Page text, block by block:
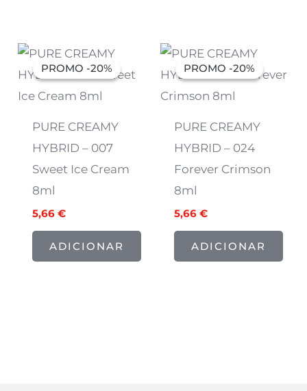
PROMO -20%
PROMO -20%
PURE CREAMY
HYBRID – 007
Sweet Ice Cream
8ml
O
preço
original
7,07 €.
5,66 €
O
preço
atual
5,66 €.
ADICIONAR
PROMO -20%
PROMO -20%
PURE CREAMY
HYBRID – 024
Forever Crimson
8ml
O
preço
original
era:
7,07 €.
5,66€
O
preço
atual
5,66 €.
ADICIONAR